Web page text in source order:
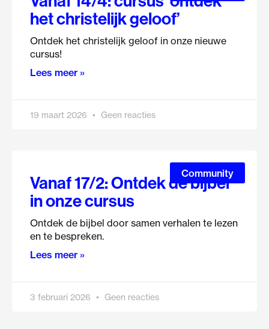
het christelijk geloof’
Ontdek het christelijk geloof in onze nieuwe
cursus!
Lees meer »
19 maart 2026 Geen reacties
Community
Vanaf 17/2: Ontdek de bijbel
in onze cursus
Ontdek de bijbel door samen verhalen te lezen
en te bespreken.
Lees meer »
3 februari 2026 Geen reacties